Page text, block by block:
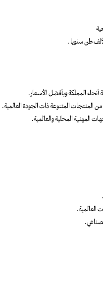
طن سنويا .
أنحاء المملكة وبأفضل الأسعار.
المتنوعة ذات الجودة العالمية.
المهنية المحلية والعالمية.
العالمية.